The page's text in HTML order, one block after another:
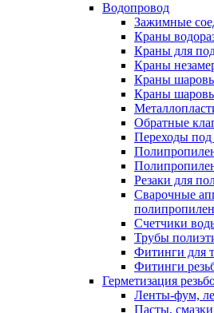
Водопровод
Зажимные
Краны
Краны для
Краны
Краны
Краны
Обратные
Переходы
Резаки для
Сварочные
Счетчики
Трубы
Фитинги для
Фитинги
Герметизация
Ленты-фум,
Пасты, смазки